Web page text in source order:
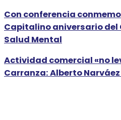
Con conferencia
Capitalino aniversario del
Salud Mental
Actividad comercial «no
Carranza: Alberto